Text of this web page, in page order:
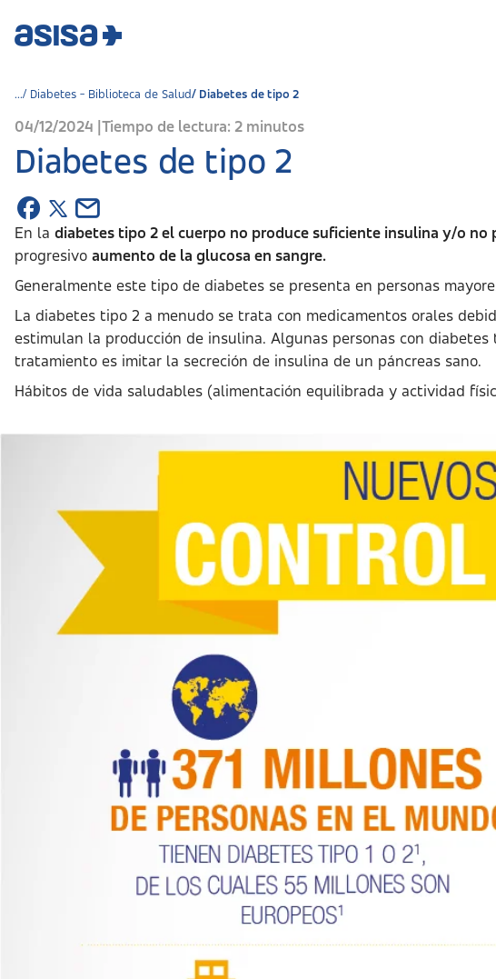
Diabetes - Biblioteca de Salud Diabetes de tipo 2
04/12/2024 | Tiempo de lectura: 2 minutos
Diabetes de tipo 2
En la diabetes tipo 2 el cuerpo no produce suficiente insulina y/o
progresivo aumento de la glucosa en sangre.
Generalmente este tipo de diabetes se presenta en personas
La diabetes tipo 2 a menudo se trata con medicamentos orales
estimulan la producción de insulina. Algunas personas con
tratamiento es imitar la secreción de insulina de un páncreas sano.
Hábitos de vida saludables (alimentación equilibrada y actividad